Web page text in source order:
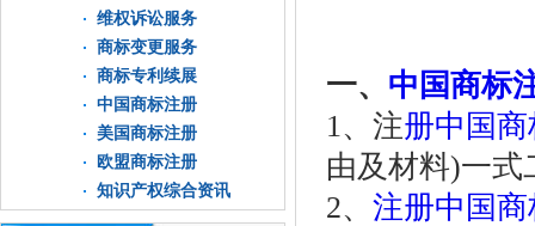
维权诉讼服务
商标变更服务
商标专利续展
中国商标注册
美国商标注册
欧盟商标注册
知识产权综合资讯
一、 中国商标
1、注册中国商
由及材料)一式
2、 注册中国商